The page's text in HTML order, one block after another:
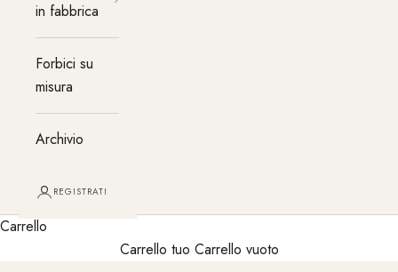
in fabbrica
Forbici su
misura
Archivio
REGISTRATI
Carrello
Carrello tuo Carrello vuoto